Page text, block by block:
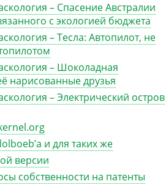
– Спасение Австралии
с экологией бюджета
– Тесла: Автопилот, не
– Шоколадная
нарисованные друзья
– Электрический остров
и для таких же
версии
собственности на патенты